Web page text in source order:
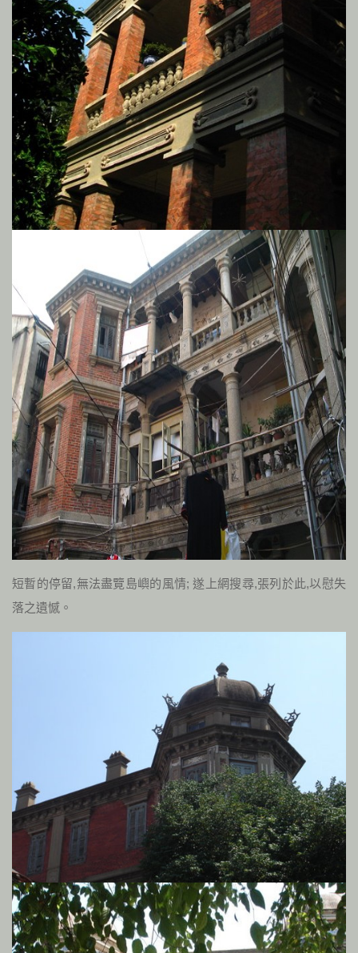
短暫的停留,無法盡覽島嶼的風情; 遂上網搜尋,張列於此,以慰失
落之遺憾。